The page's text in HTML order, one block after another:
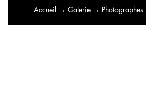
Accueil → Galerie → Photographes